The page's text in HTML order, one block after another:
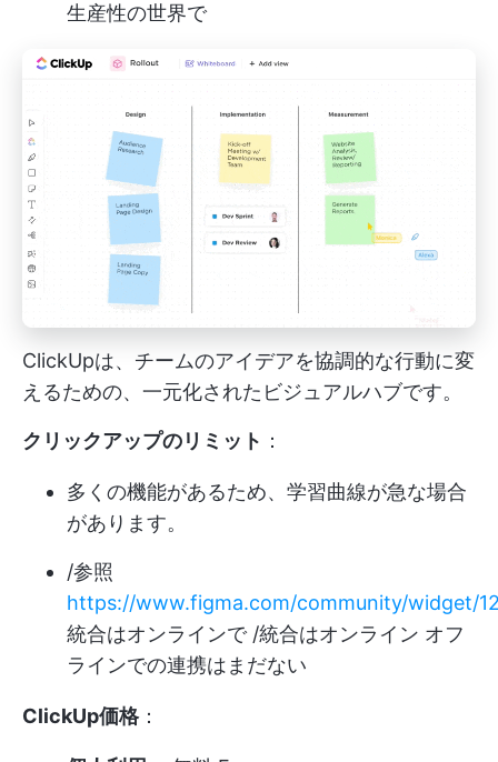
生産性の世界で
ClickUpは、チームのアイデアを協調的な行動に変
えるための、一元化されたビジュアルハブです。
クリックアップのリミット ：
多くの機能があるため、学習曲線が急な場合
があります。
/参照
https://www.figma.com/community/widget/
統合はオンラインで /統合はオンライン オフ
ラインでの連携はまだない
ClickUp価格：